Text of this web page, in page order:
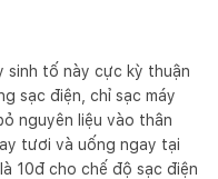
sinh tố này cực kỳ thuận
sạc điện, chỉ sạc máy
nguyên liệu vào thân
tươi và uống ngay tại
10đ cho chế độ sạc điện